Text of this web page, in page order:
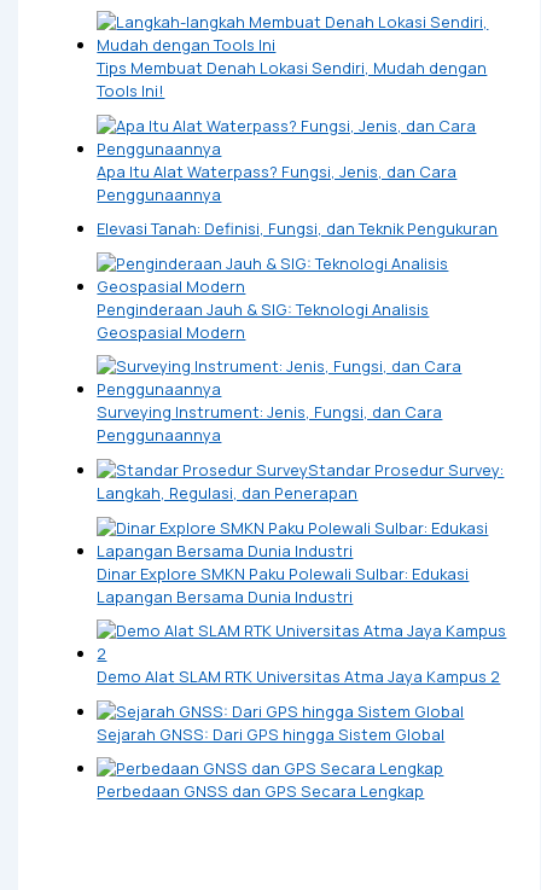
Tips Membuat Denah Lokasi Sendiri, Mudah dengan
Tools Ini!
Apa Itu Alat Waterpass? Fungsi, Jenis, dan Cara
Penggunaannya
Elevasi Tanah: Definisi, Fungsi, dan Teknik Pengukuran
Penginderaan Jauh & SIG: Teknologi Analisis
Geospasial Modern
Surveying Instrument: Jenis, Fungsi, dan Cara
Penggunaannya
Standar Prosedur Survey:
Langkah, Regulasi, dan Penerapan
Dinar Explore SMKN Paku Polewali Sulbar: Edukasi
Lapangan Bersama Dunia Industri
Demo Alat SLAM RTK Universitas Atma Jaya Kampus 2
Sejarah GNSS: Dari GPS hingga Sistem Global
Perbedaan GNSS dan GPS Secara Lengkap